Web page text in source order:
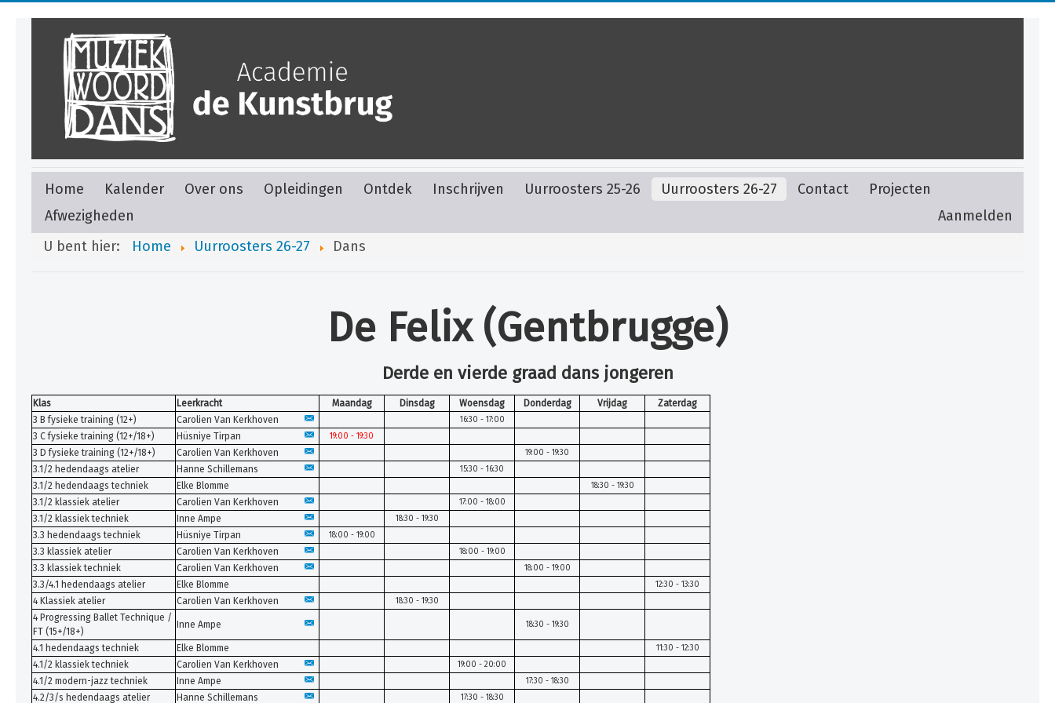
Home Kalender Over ons Opleidingen Ontdek Inschrijven Uurroosters 25-26 Uurroosters 26-27 Contact
Projecten
Aanmelden
Afwezigheden
U bent hier:
Home Uurroosters 26-27 Dans
De Felix (Gentbrugge)
Derde en vierde graad dans jongeren
Klas Leerkracht Maandag Dinsdag Woensdag Donderdag Vrijdag
Zaterdag
3 B fysieke training (12+)
Carolien Van Kerkhoven 16:30 - 17:00
3 C fysieke training (12+/18+) Hüsniye Tirpan 19:00 - 19:30
3 D fysieke training (12+/18+) Carolien Van Kerkhoven 19:00 - 19:30
3.1/2 hedendaags atelier Hanne Schillemans 15:30 - 16:30
3.1/2 hedendaags techniek Elke Blomme 18:30 - 19:30
3.1/2 klassiek atelier Carolien Van Kerkhoven 17:00 - 18:00
3.1/2 klassiek techniek Inne Ampe 18:30 - 19:30
3.3 hedendaags techniek Hüsniye Tirpan 18:00 - 19:00
3.3 klassiek atelier Carolien Van Kerkhoven 18:00 - 19:00
3.3 klassiek techniek Carolien Van Kerkhoven 18:00 - 19:00
3.3/4.1 hedendaags atelier Elke Blomme 12:30 - 13:30
4 Klassiek atelier Carolien Van Kerkhoven 18:30 - 19:30
4 Progressing Ballet Technique /
FT (15+/18+)
Inne Ampe 18:30 - 19:30
4.1 hedendaags techniek Elke Blomme 11:30 - 12:30
4.1/2 klassiek techniek Carolien Van Kerkhoven 19:00 - 20:00
4.1/2 modern-jazz techniek Inne Ampe 17:30 - 18:30
4.2/3/s hedendaags atelier Hanne Schillemans 17:30 - 18:30